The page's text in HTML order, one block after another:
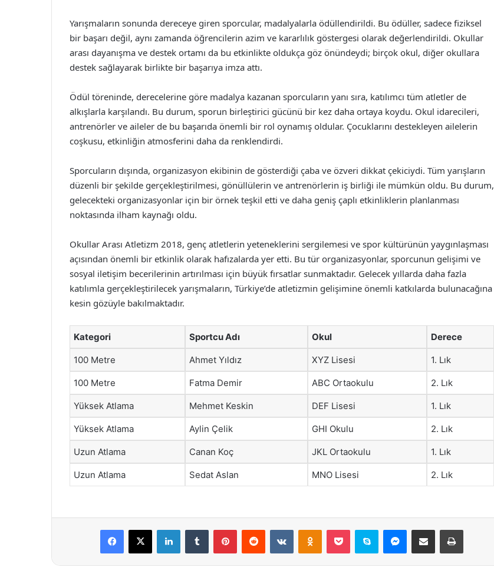
Yarışmaların sonunda dereceye giren sporcular, madalyalarla ödüllendirildi. Bu ödüller, sadece fiziksel
bir başarı değil, aynı zamanda öğrencilerin azim ve kararlılık göstergesi olarak değerlendirildi. Okullar
arası dayanışma ve destek ortamı da bu etkinlikte oldukça göz önündeydi; birçok okul, diğer okullara
destek sağlayarak birlikte bir başarıya imza attı.
Ödül töreninde, derecelerine göre madalya kazanan sporcuların yanı sıra, katılımcı tüm atletler de
alkışlarla karşılandı. Bu durum, sporun birleştirici gücünü bir kez daha ortaya koydu. Okul idarecileri,
antrenörler ve aileler de bu başarıda önemli bir rol oynamış oldular. Çocuklarını destekleyen ailelerin
coşkusu, etkinliğin atmosferini daha da renklendirdi.
Sporcuların dışında, organizasyon ekibinin de gösterdiği çaba ve özveri dikkat çekiciydi. Tüm yarışların
düzenli bir şekilde gerçekleştirilmesi, gönüllülerin ve antrenörlerin iş birliği ile mümkün oldu. Bu durum,
gelecekteki organizasyonlar için bir örnek teşkil etti ve daha geniş çaplı etkinliklerin planlanması
noktasında ilham kaynağı oldu.
Okullar Arası Atletizm 2018, genç atletlerin yeteneklerini sergilemesi ve spor kültürünün yaygınlaşması
açısından önemli bir etkinlik olarak hafızalarda yer etti. Bu tür organizasyonlar, sporcunun gelişimi ve
sosyal iletişim becerilerinin artırılması için büyük fırsatlar sunmaktadır. Gelecek yıllarda daha fazla
katılımla gerçekleştirilecek yarışmaların, Türkiye’de atletizmin gelişimine önemli katkılarda bulunacağına
kesin gözüyle bakılmaktadır.
Kategori Sportcu Adı Okul Derece
100 Metre Ahmet Yıldız XYZ Lisesi 1. Lık
100 Metre Fatma Demir ABC Ortaokulu 2. Lık
Yüksek Atlama Mehmet Keskin DEF Lisesi 1. Lık
Yüksek Atlama Aylin Çelik GHI Okulu 2. Lık
Uzun Atlama Canan Koç JKL Ortaokulu 1. Lık
Uzun Atlama Sedat Aslan MNO Lisesi 2. Lık
Facebook
X LinkedInTumblr PinterestReddit VKontakteOdnoklassniki
Pocket Skype Messenger
E-Posta ile paylaş Yazdır